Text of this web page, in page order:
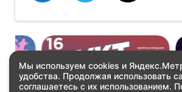
Мы используем cookies и
удобства. Продолжая использовать
соглашаетесь с их использованием.
ВСТРЕЧИ
YKT GEEK FEST
ВСТРЕЧИ